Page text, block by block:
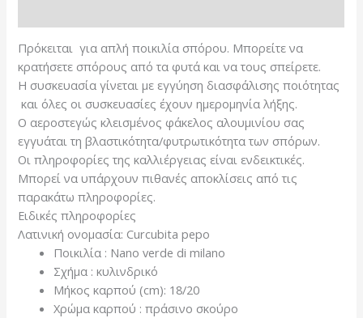
Πρόκειται για απλή ποικιλία σπόρου. Μπορείτε να
κρατήσετε σπόρους από τα φυτά και να τους σπείρετε.
Η συσκευασία γίνεται με εγγύηση διασφάλισης ποιότητας
και όλες οι συσκευασίες έχουν ημερομηνία λήξης.
Ο αεροστεγώς κλεισμένος φάκελος αλουμινίου σας
εγγυάται τη βλαστικότητα/φυτρωτικότητα των σπόρων.
Οι πληροφορίες της καλλιέργειας είναι ενδεικτικές.
Μπορεί να υπάρχουν πιθανές αποκλίσεις από τις
παρακάτω πληροφορίες.
Eιδικές πληροφορίες
Λατινική ονομασία: Curcubita pepo
Ποικιλία : Nano verde di milano
Σχήμα : κυλινδρικό
Μήκος καρπού (cm): 18/20
Χρώμα καρπού : πράσινο σκούρο